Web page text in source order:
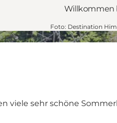
Willkommen
Foto: Destination
viele sehr schöne